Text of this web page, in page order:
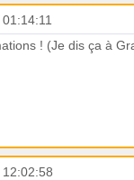
! (Je dis ça à